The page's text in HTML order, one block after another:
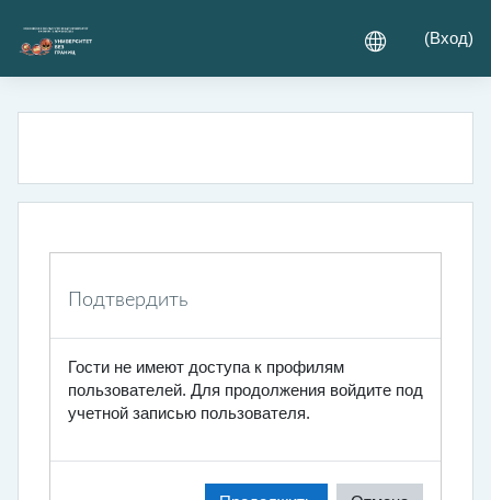
(Вход)
Подтвердить
Гости не имеют доступа к профилям
пользователей. Для продолжения войдите под
учетной записью пользователя.